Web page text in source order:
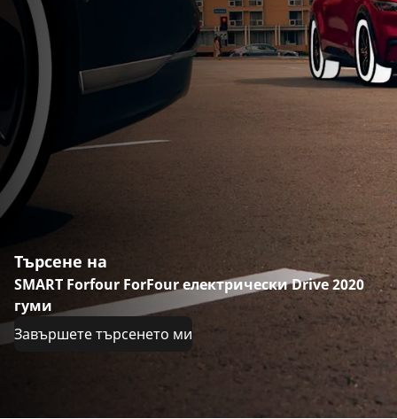
Търсене на
SMART Forfour ForFour електрически Drive 2020
гуми
Завършете търсенето ми